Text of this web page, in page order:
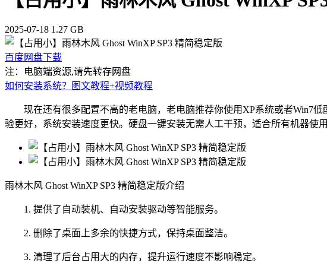
2025-07-18 1.27 GB
百度网盘下载
注：电脑端资源,请先转存网盘
如何安装系统？图文教程+视频教程
现在还有很多配置不高的老电脑，老电脑推荐你使用XP系统或者Win7低
验更好，系统安装速度更快。硬盘一键安装无需人工干预，适合所有机器使用
雨林木风 Ghost WinXP SP3 精简稳定版介绍
1. 提供了自动装机、自动安装驱动等智能服务。
2. 删除了桌面上多余的快捷方式，保持桌面整洁。
3. 清理了后台占用大的内存，提升运行速度不影响稳定。